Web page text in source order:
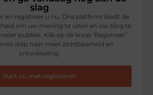
slag
en registreer u nu. Ons platform biedt de
om uw mening te uiten en uw blog te
publiek. Klik op de knop ‘Registreer’
stap naar meer zichtbaarheid en
ontwikkeling.
Start nu met registreren